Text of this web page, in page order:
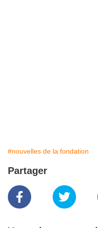
#nouvelles de la fondation
Partager